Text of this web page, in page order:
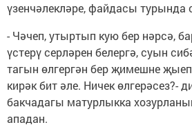
үзенчәлекләре, файдасы турында
- Чәчеп, утыртып кую бер нәрсә,
үстерү серләрен белергә, суын
тагын өлгергән бер җимешне
кирәк бит әле. Ничек өлгерәсез?-
бакчадагы матурлыкка
ападан.